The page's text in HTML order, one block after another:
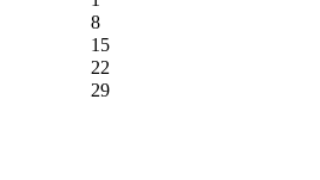
8
15
22
29